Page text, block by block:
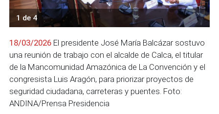
1 de 4
18/03/2026 El presidente José María Balcázar sostuvo
una reunión de trabajo con el alcalde de Calca, el titular
de la Mancomunidad Amazónica de La Convención y el
congresista Luis Aragón, para priorizar proyectos de
seguridad ciudadana, carreteras y puentes. Foto:
ANDINA/Prensa Presidencia